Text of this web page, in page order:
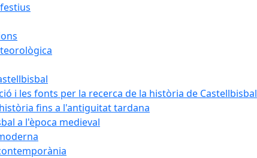
i les fonts per la recerca de la història de Castellbisbal
fins a l'antiguitat tardana
a l'època medieval